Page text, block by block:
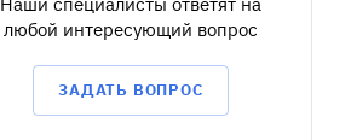
любой интересующий вопрос
ЗАДАТЬ ВОПРОС